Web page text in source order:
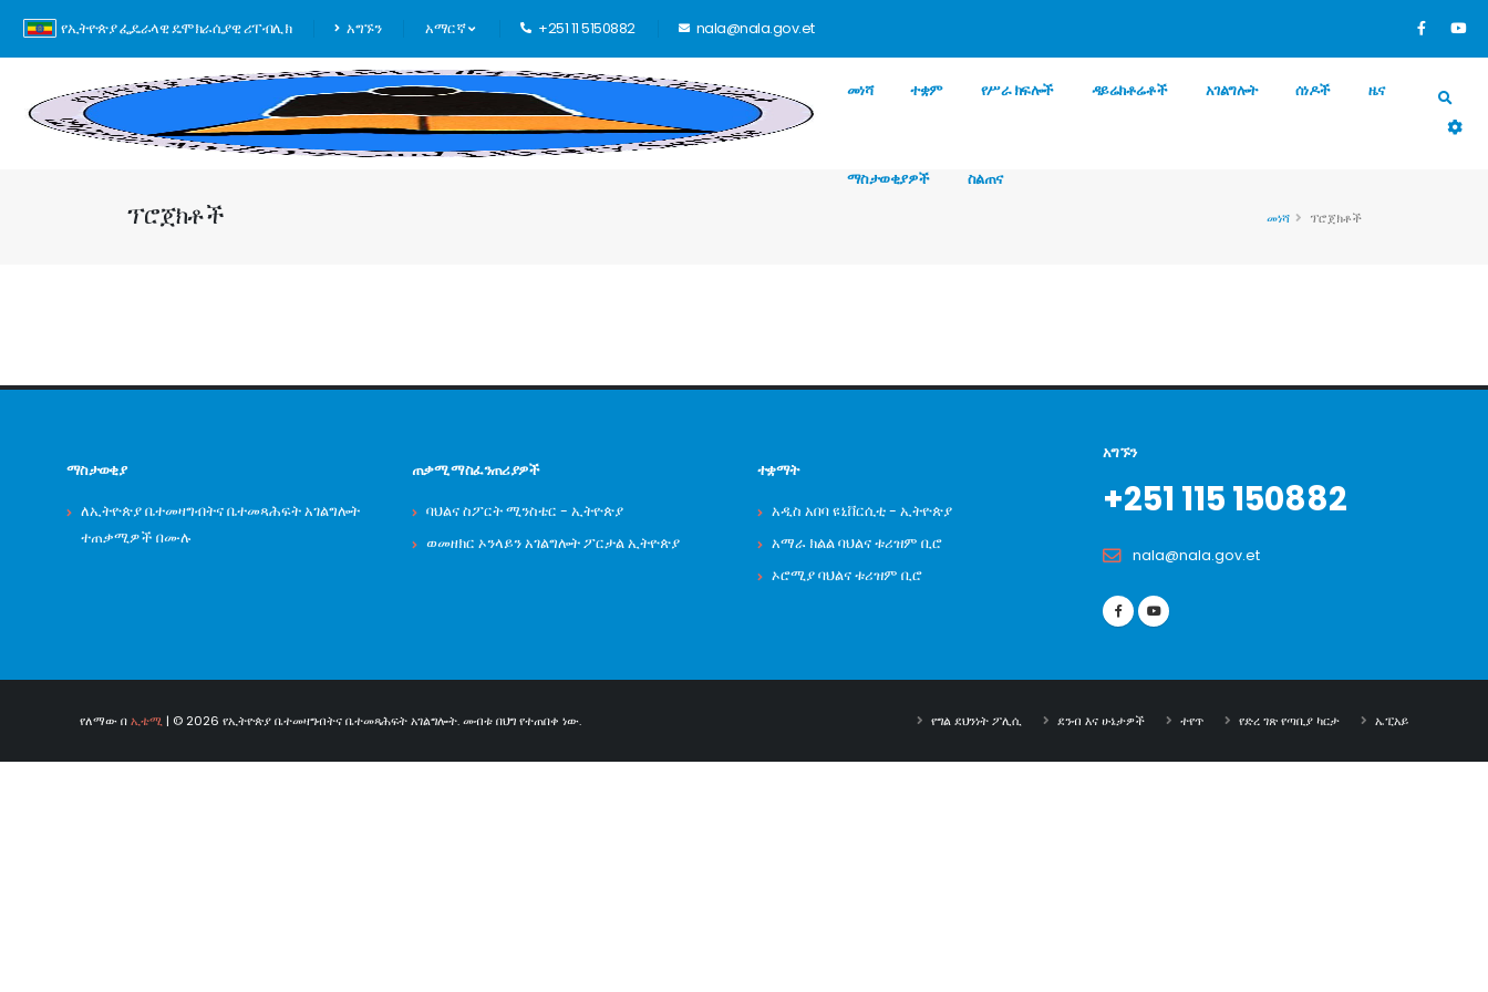
የኢትዮጵያ ፌዴራላዊ ዴሞክራሲያዊ ሪፐብሊክ አግኙን አማርኛ +251 11 5150882 nala@nala.gov.et
መነሻ ተቋም የሥራ ክፍሎች ዳይሬክቶሬቶች አገልግሎት ሰነዶች ዜና
ማስታወቂያዎች ስልጠና
ፕሮጀክቶች መነሻ ፕሮጀክቶች
ማስታወቂያ
ለኢትዮጵያ ቤተመዛግብትና ቤተመጻሕፍት አገልግሎት
ተጠቃሚዎች በሙሉ
ጠቃሚ ማስፈንጠሪያዎች
ባህልና ስፖርት ሚንስቴር - ኢትዮጵያ
ወመዘክር ኦንላይን አገልግሎት ፖርታል ኢትዮጵያ
ተቋማት
አዲስ አበባ ዩኒቨርሲቲ - ኢትዮጵያ
አማራ ክልል ባህልና ቱሪዝም ቢሮ
ኦሮሚያ ባህልና ቱሪዝም ቢሮ
አግኙን
+251 115 150882
nala@nala.gov.et
የለማው በኢቴሚ| © 2026 የኢትዮጵያ ቤተመዛግብትና ቤተመጻሕፍት አገልግሎት. መብቱ በህግ የተጠበቀ ነው. የግል ደህንነት ፖሊሲ ደንብ እና ሁኔታዎች ተየጥ የድረ ገጽ የጣቢያ ካርታ ኤፒአይ